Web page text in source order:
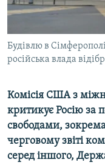
УКРАЇНСЬКА
Будівлю в
російська влада
Комісія США з
критикує Росію за
свободами,
черговому звіті
серед іншого,